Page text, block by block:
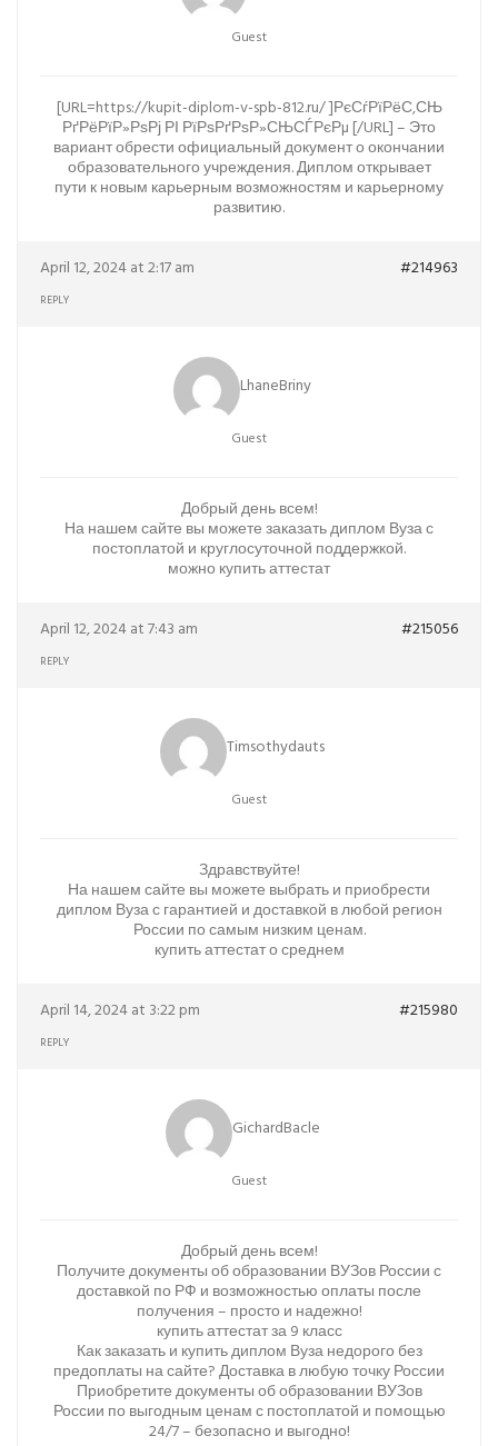
Guest
[URL=https://kupit-diplom-v-spb-812.ru/ ]РєСѓРїРёС‚СЊ
РґРёРїР»РѕРј РІ РїРѕРґРѕР»СЊСЃРєРµ [/URL] – Это
вариант обрести официальный документ о окончании
образовательного учреждения. Диплом открывает
пути к новым карьерным возможностям и карьерному
развитию.
April 12, 2024 at 2:17 am #214963
REPLY
LhaneBriny
Guest
Добрый день всем!
На нашем сайте вы можете заказать диплом Вуза с
постоплатой и круглосуточной поддержкой.
можно купить аттестат
April 12, 2024 at 7:43 am #215056
REPLY
Timsothydauts
Guest
Здравствуйте!
На нашем сайте вы можете выбрать и приобрести
диплом Вуза с гарантией и доставкой в любой регион
России по самым низким ценам.
купить аттестат о среднем
April 14, 2024 at 3:22 pm #215980
REPLY
GichardBacle
Guest
Добрый день всем!
Получите документы об образовании ВУЗов России с
доставкой по РФ и возможностью оплаты после
получения – просто и надежно!
купить аттестат за 9 класс
Как заказать и купить диплом Вуза недорого без
предоплаты на сайте? Доставка в любую точку России
Приобретите документы об образовании ВУЗов
России по выгодным ценам с постоплатой и помощью
24/7 – безопасно и выгодно!